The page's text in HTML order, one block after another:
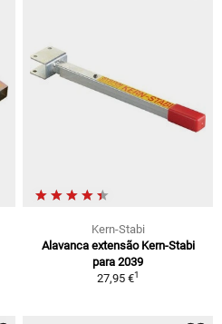
Kern-Stabi
Alavanca extensão Kern-Stabi
para 2039
27,95 €1